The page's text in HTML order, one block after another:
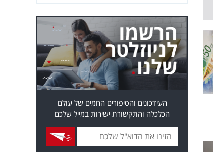
העידכונים והסיפורים החמים של עולם
הכלכלה והתקשורת ישירות במייל שלכם